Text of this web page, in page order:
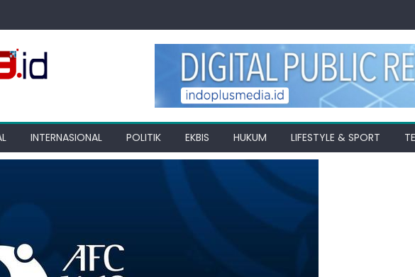
INTERNASIONAL POLITIK EKBIS HUKUM LIFESTYLE & SPORT